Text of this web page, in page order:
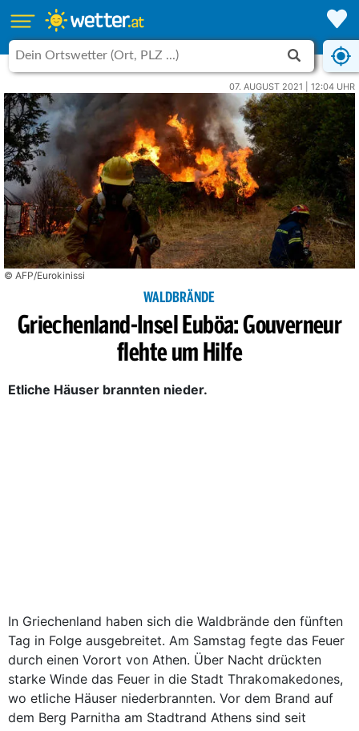
07. AUGUST 2021 | 12:04 UHR
© AFP/Eurokinissi
WALDBRÄNDE
Griechenland-Insel Euböa: Gouverneur
flehte um Hilfe
Etliche Häuser brannten nieder.
In Griechenland haben sich die Waldbrände den fünften
Tag in Folge ausgebreitet. Am Samstag fegte das Feuer
durch einen Vorort von Athen. Über Nacht drückten
starke Winde das Feuer in die Stadt Thrakomakedones,
wo etliche Häuser niederbrannten. Vor dem Brand auf
dem Berg Parnitha am Stadtrand Athens sind seit